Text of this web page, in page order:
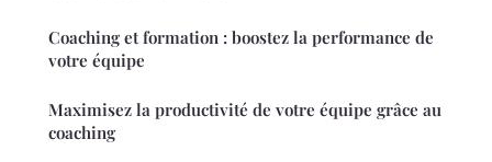
Coaching et formation : boostez la performance de
votre équipe
Maximisez la productivité de votre équipe grâce au
coaching